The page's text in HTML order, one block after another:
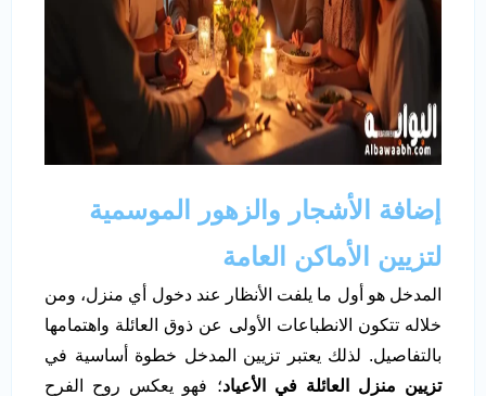
إضافة الأشجار والزهور الموسمية
لتزيين الأماكن العامة
المدخل هو أول ما يلفت الأنظار عند دخول أي منزل، ومن
خلاله تتكون الانطباعات الأولى عن ذوق العائلة واهتمامها
بالتفاصيل. لذلك يعتبر تزيين المدخل خطوة أساسية في
تزيين منزل العائلة في الأعياد؛ فهو يعكس روح الفرح